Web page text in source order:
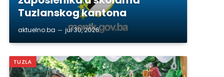
Tuzlanskog kantona
aktuelno.ba jul 30, 2026
TUZLA